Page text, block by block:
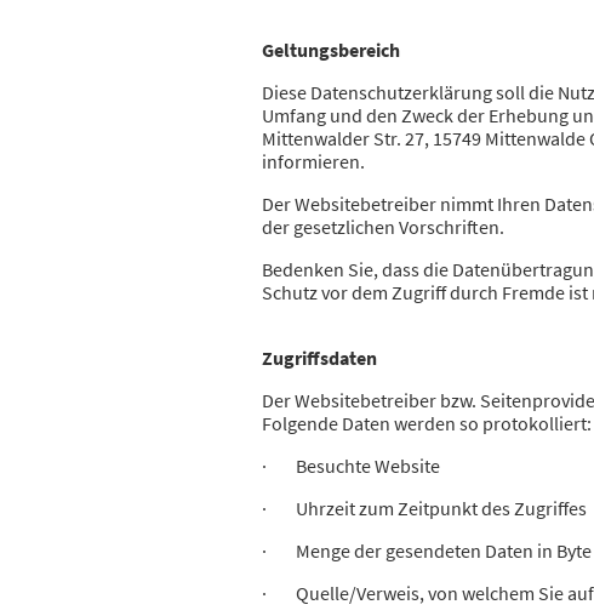
Geltungsbereich
Diese Datenschutzerklärung soll die
Umfang und den Zweck der Erhebung
Mittenwalder Str. 27, 15749 Mittenwalde
informieren.
Der Websitebetreiber nimmt Ihren
der gesetzlichen Vorschriften.
Bedenken Sie, dass die
Schutz vor dem Zugriff durch Fremde
Zugriffsdaten
Der Websitebetreiber bzw.
Folgende Daten werden so protokolliert:
· Besuchte Website
· Uhrzeit zum Zeitpunkt des Zugriffes
· Menge der gesendeten Daten in Byte
· Quelle/Verweis, von welchem Sie